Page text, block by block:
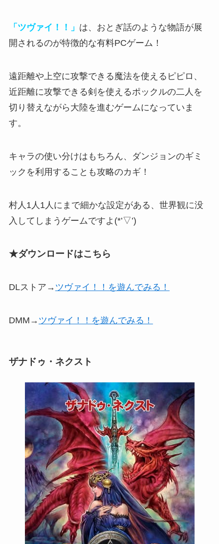
「ツヴァイ！！」 は、おとぎ話のような物語が展
開されるのが特徴的な有料PCゲーム！
遠距離や上空に攻撃できる魔法を使えるピピロ 、
近距離に攻撃できる剣を使えるポックルの二人を
切り替えながら大陸を進むゲームになっていま
す。
キャラの使い分けはもちろん、ダンジョンのギミ
ックを利用することも攻略のカギ！
村人1人1人にまで細かな設定がある 、世界観に没
入してしまうゲームですよ(*’▽’)
★ダウンロードはこちら
DLストア→ ツヴァイ！！を遊んでみる！
DMM→ ツヴァイ！！を遊んでみる！
ザナドゥ・ネクスト